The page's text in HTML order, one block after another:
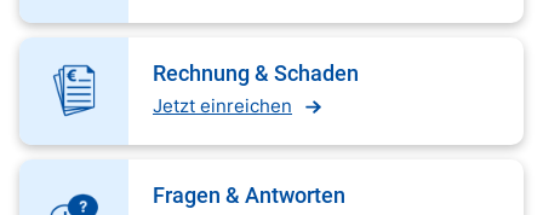
Rechnung & Schaden
Jetzt einreichen
Fragen & Antworten